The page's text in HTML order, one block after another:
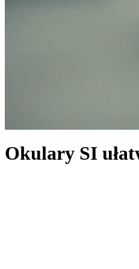
Okulary SI